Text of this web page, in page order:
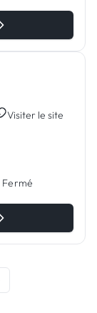
Visiter le site
Fermé